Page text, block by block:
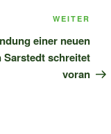
WEITER
einer neuen
Sarstedt schreitet
voran